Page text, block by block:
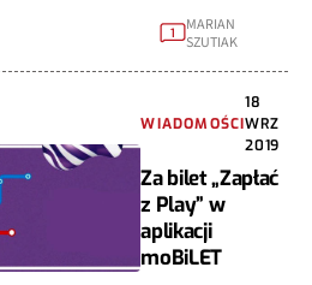
1
MARIAN
SZUTIAK
WIADOMOŚCI
18
WRZ
2019
Za bilet „Zapłać
z Play” w
aplikacji
moBiLET